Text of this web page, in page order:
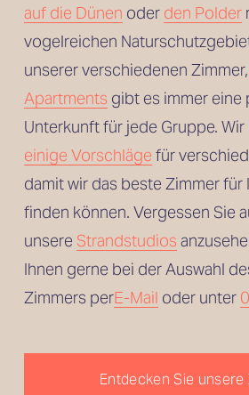
auf die Dünen oder den Polder
vogelreichen
unserer verschiedenen Zimmer,
Apartments gibt es immer eine
einige Vorschläge für
damit wir das beste Zimmer für
finden können. Vergessen Sie
unsere Strandstudios
Ihnen gerne bei der Auswahl
Zimmers perE-Mail oder unter
Entdecken Sie unsere